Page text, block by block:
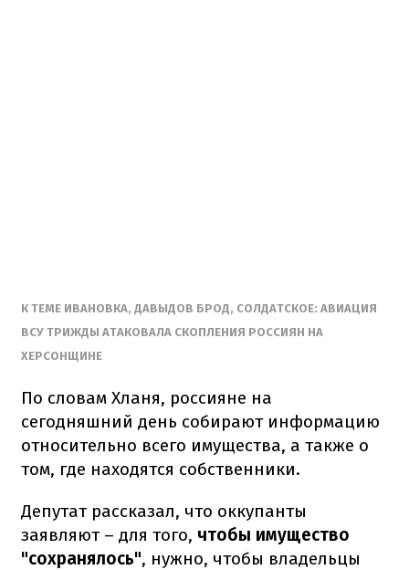
К ТЕМЕ ИВАНОВКА, ДАВЫДОВ БРОД, СОЛДАТСКОЕ: АВИАЦИЯ
ВСУ ТРИЖДЫ АТАКОВАЛА СКОПЛЕНИЯ РОССИЯН НА
ХЕРСОНЩИНЕ
По словам Хланя, россияне на
сегодняшний день собирают информацию
относительно всего имущества, а также о
том, где находятся собственники.
Депутат рассказал, что оккупанты
заявляют – для того, чтобы имущество
"сохранялось", нужно, чтобы владельцы